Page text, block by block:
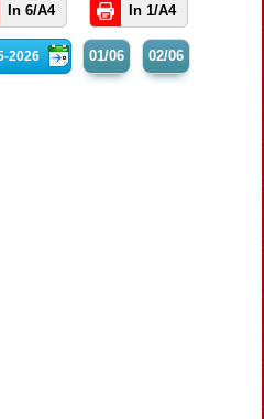
In 6/A4 In 1/A4
01/06 02/06